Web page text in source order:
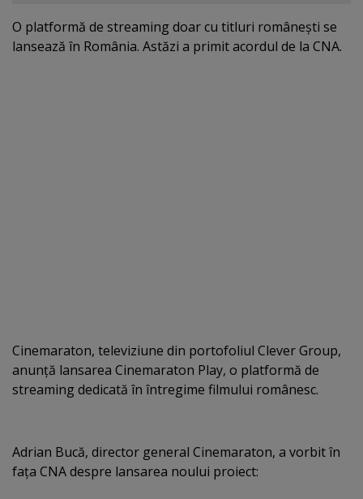
O platformă de streaming doar cu titluri româneşti se
lansează în România. Astăzi a primit acordul de la CNA.
Cinemaraton, televiziune din portofoliul Clever Group,
anunţă lansarea Cinemaraton Play, o platformă de
streaming dedicată în întregime filmului românesc.
Adrian Bucă, director general Cinemaraton, a vorbit în
faţa CNA despre lansarea noului proiect: